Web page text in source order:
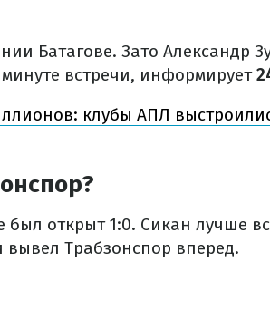
Батагове. Зато Александр
встречи, информирует
клубы АПЛ
был открыт 1:0. Сикан лучше
Трабзонспор вперед.